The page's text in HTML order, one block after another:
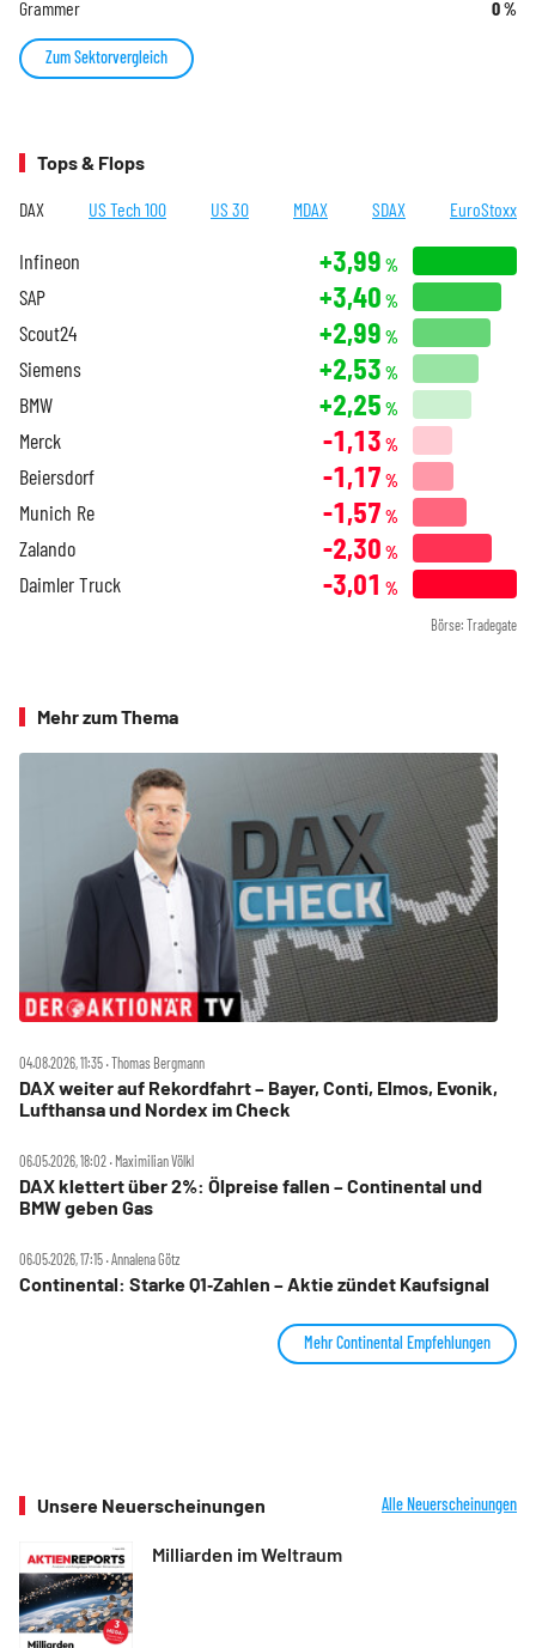
Grammer 0%
Zum Sektorvergleich
Tops & Flops
DAX US Tech 100 US 30 MDAX SDAX EuroStoxx
Infineon +3,99 %
SAP +3,40 %
Scout24 +2,99 %
Siemens +2,53 %
BMW +2,25 %
Merck -1,13 %
Beiersdorf -1,17 %
Munich Re -1,57 %
Zalando -2,30 %
Daimler Truck -3,01 %
Börse: Tradegate
Mehr zum Thema
04.08.2026, 11:35 ‧ Thomas Bergmann
DAX weiter auf Rekordfahrt – Bayer, Conti, Elmos, Evonik,
Lufthansa und Nordex im Check
06.05.2026, 18:02 ‧ Maximilian Völkl
DAX klettert über 2%: Ölpreise fallen – Continental und
BMW geben Gas
06.05.2026, 17:15 ‧ Annalena Götz
Continental: Starke Q1‑Zahlen – Aktie zündet Kaufsignal
Mehr Continental Empfehlungen
Unsere Neuerscheinungen Alle Neuerscheinungen
Milliarden im Weltraum